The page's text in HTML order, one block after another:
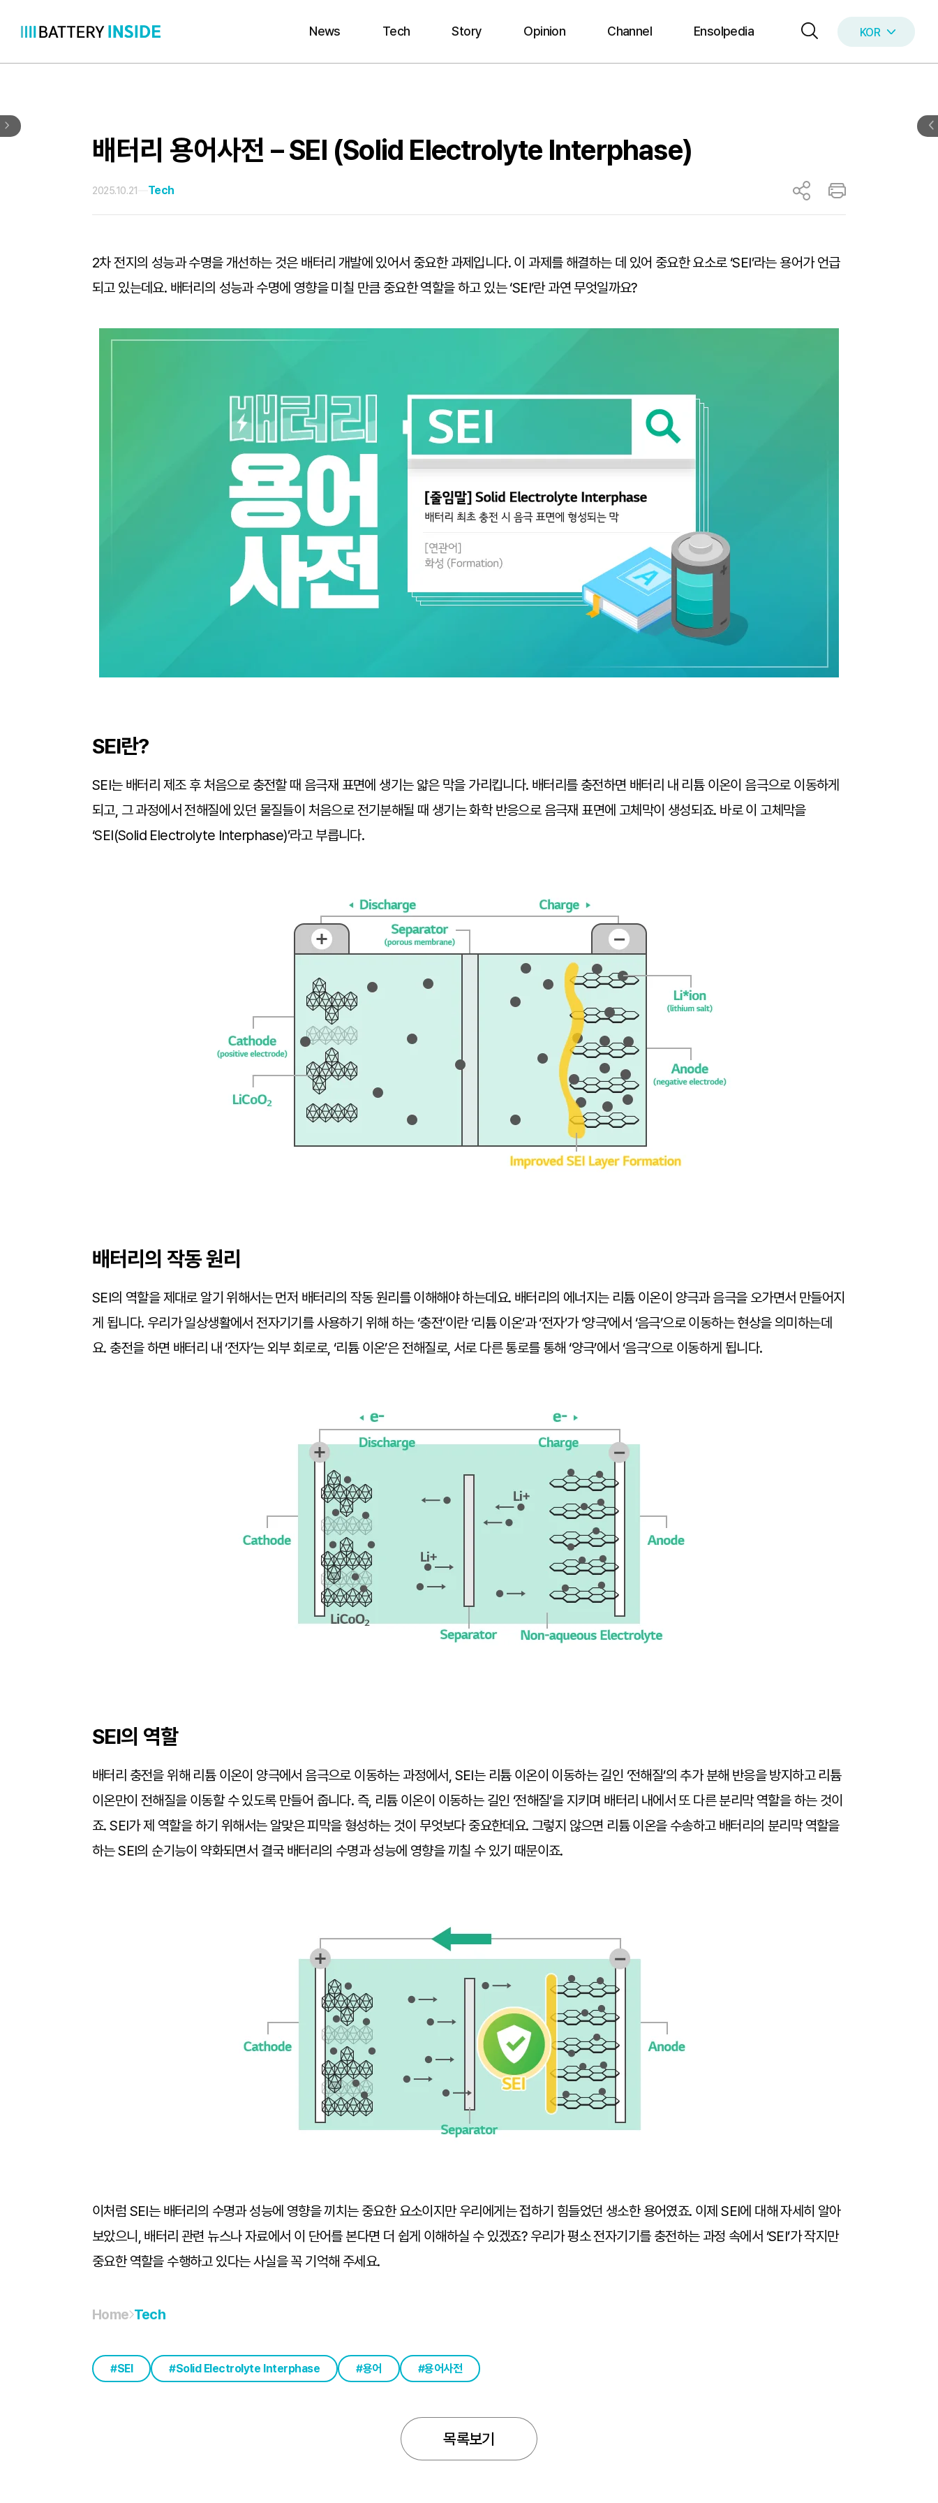
츠
바
로
News Tech Story Opinion Channel Ensolpedia KOR
ENG
배터리 용어사전 – SEI (Solid Electrolyte Interphase)
2025.10.21 Tech
2차 전지의 성능과 수명을 개선하는 것은 배터리 개발에 있어서 중요한 과제입니다. 이 과제를 해결하는 데 있어 중요한 요소로 ‘SEI’라는 용어가 언급
되고 있는데요. 배터리의 성능과 수명에 영향을 미칠 만큼 중요한 역할을 하고 있는 ‘SEI’란 과연 무엇일까요?
SEI란?
SEI는 배터리 제조 후 처음으로 충전할 때 음극재 표면에 생기는 얇은 막을 가리킵니다. 배터리를 충전하면 배터리 내 리튬 이온이 음극으로 이동하게
되고, 그 과정에서 전해질에 있던 물질들이 처음으로 전기분해될 때 생기는 화학 반응으로 음극재 표면에 고체막이 생성되죠. 바로 이 고체막을
‘SEI(Solid Electrolyte Interphase)’라고 부릅니다.
배터리의 작동 원리
SEI의 역할을 제대로 알기 위해서는 먼저 배터리의 작동 원리를 이해해야 하는데요. 배터리의 에너지는 리튬 이온이 양극과 음극을 오가면서 만들어지
게 됩니다. 우리가 일상생활에서 전자기기를 사용하기 위해 하는 ‘충전’이란 ‘리튬 이온’과 ‘전자’가 ‘양극’에서 ‘음극’으로 이동하는 현상을 의미하는데
요. 충전을 하면 배터리 내 ‘전자’는 외부 회로로, ‘리튬 이온’은 전해질로, 서로 다른 통로를 통해 ‘양극’에서 ‘음극’으로 이동하게 됩니다.
SEI의 역할
배터리 충전을 위해 리튬 이온이 양극에서 음극으로 이동하는 과정에서, SEI는 리튬 이온이 이동하는 길인 ‘전해질’의 추가 분해 반응을 방지하고 리튬
이온만이 전해질을 이동할 수 있도록 만들어 줍니다. 즉, 리튬 이온이 이동하는 길인 ‘전해질’을 지키며 배터리 내에서 또 다른 분리막 역할을 하는 것이
죠. SEI가 제 역할을 하기 위해서는 알맞은 피막을 형성하는 것이 무엇보다 중요한데요. 그렇지 않으면 리튬 이온을 수송하고 배터리의 분리막 역할을
하는 SEI의 순기능이 약화되면서 결국 배터리의 수명과 성능에 영향을 끼칠 수 있기 때문이죠.
이처럼 SEI는 배터리의 수명과 성능에 영향을 끼치는 중요한 요소이지만 우리에게는 접하기 힘들었던 생소한 용어였죠. 이제 SEI에 대해 자세히 알아
보았으니, 배터리 관련 뉴스나 자료에서 이 단어를 본다면 더 쉽게 이해하실 수 있겠죠? 우리가 평소 전자기기를 충전하는 과정 속에서 ‘SEI’가 작지만
중요한 역할을 수행하고 있다는 사실을 꼭 기억해 주세요.
Home Tech
SEI Solid Electrolyte Interphase 용어 용어사전
목록보기